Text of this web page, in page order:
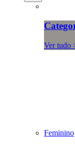
Ver tudo
Feminino